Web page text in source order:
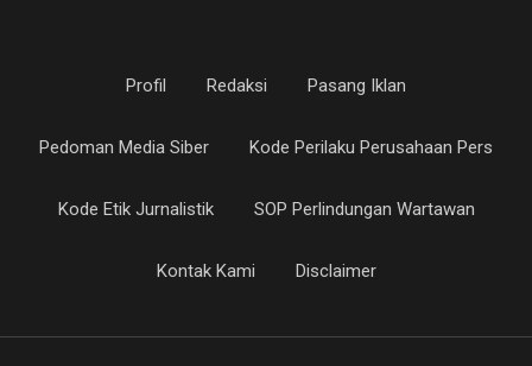
Profil Redaksi Pasang Iklan
Pedoman Media Siber Kode Perilaku Perusahaan Pers
Kode Etik Jurnalistik SOP Perlindungan Wartawan
Kontak Kami Disclaimer